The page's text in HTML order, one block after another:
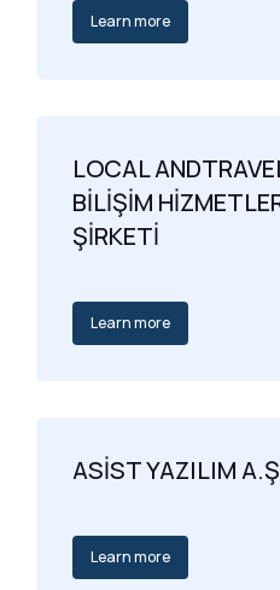
Learn more
LOCAL
BİLİŞİM
ŞİRKETİ
Learn more
ASİST YAZILIM
Learn more